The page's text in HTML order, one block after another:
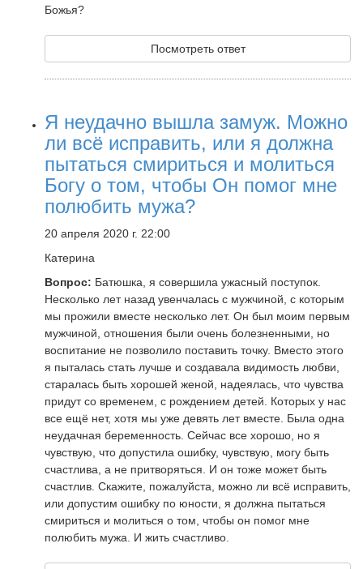
Божья?
Посмотреть ответ
Я неудачно вышла замуж. Можно
ли всё исправить, или я должна
пытаться смириться и молиться
Богу о том, чтобы Он помог мне
полюбить мужа?
20 апреля 2020 г. 22:00
Катерина
Вопрос: Батюшка, я совершила ужасный поступок.
Несколько лет назад увенчалась с мужчиной, с которым
мы прожили вместе несколько лет. Он был моим первым
мужчиной, отношения были очень болезненными, но
воспитание не позволило поставить точку. Вместо этого
я пыталась стать лучше и создавала видимость любви,
старалась быть хорошей женой, надеялась, что чувства
придут со временем, с рождением детей. Которых у нас
все ещё нет, хотя мы уже девять лет вместе. Была одна
неудачная беременность. Сейчас все хорошо, но я
чувствую, что допустила ошибку, чувствую, могу быть
счастлива, а не притворяться. И он тоже может быть
счастлив. Скажите, пожалуйста, можно ли всё исправить,
или допустим ошибку по юности, я должна пытаться
смириться и молиться о том, чтобы он помог мне
полюбить мужа. И жить счастливо.